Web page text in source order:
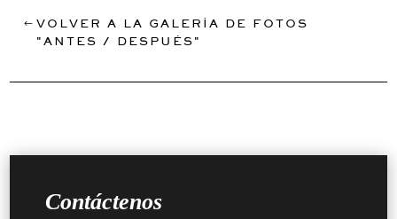
VOLVER A LA GALERÍA DE FOTOS
"ANTES / DESPUÉS"
Contáctenos